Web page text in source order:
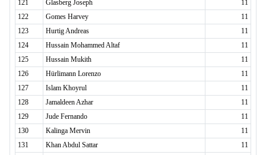
121
Glasberg Joseph
11
122
Gomes Harvey
11
123
Hurtig Andreas
11
124
Hussain Mohammed Altaf
11
125
Hussain Mukith
11
126
Hürlimann Lorenzo
11
127
Islam Khoyrul
11
128
Jamaldeen Azhar
11
129
Jude Fernando
11
130
Kalinga Mervin
11
131
Khan Abdul Sattar
11